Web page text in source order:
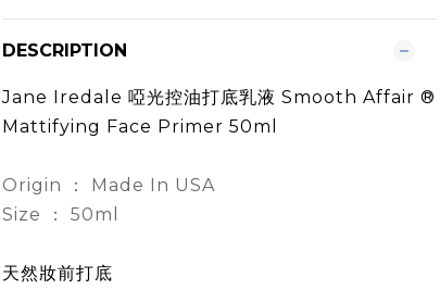
DESCRIPTION
Jane Iredale 啞光控油打底乳液 Smooth Affair ®
Mattifying Face Primer 50ml
Origin ： Made In USA
Size ： 50ml
天然妝前打底